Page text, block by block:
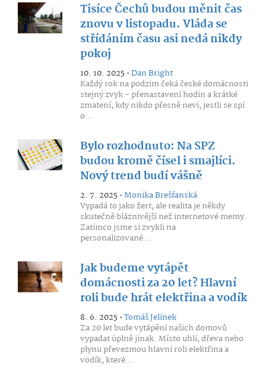
Tisíce Čechů budou měnit čas
znovu v listopadu. Vláda se
střídáním času asi nedá nikdy
pokoj
10. 10. 2025 •Dan Bright
Každý rok na podzim čeká české domácnosti
stejný zvyk - přenastavení hodin a krátké
zmatení, kdy nikdo přesně neví, jestli se spí
o...
Bylo rozhodnuto: Na SPZ
budou kromě čísel i smajlíci.
Nový trend budí vášně
2. 7. 2025 •Monika Brešťanská
Vypadá to jako žert, ale realita je někdy
skutečně bláznivější než internetové memy.
Zatímco jsme si zvykli na
personalizované...
Jak budeme vytápět
domácnosti za 20 let? Hlavní
roli bude hrát elektřina a vodík
8. 6. 2025 •Tomáš Jelínek
Za 20 let bude vytápění našich domovů
vypadat úplně jinak. Místo uhlí, dřeva nebo
plynu převezmou hlavní roli elektřina a
vodík, které...